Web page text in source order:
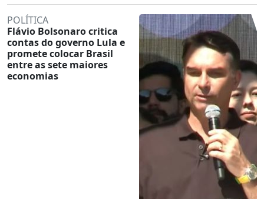
POLÍTICA
Flávio Bolsonaro critica
contas do governo Lula e
promete colocar Brasil
entre as sete maiores
economias